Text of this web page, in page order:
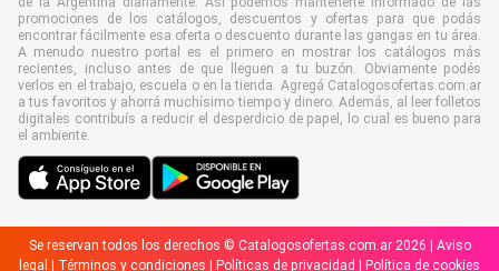
promociones de los catálogos, descuentos y ofertas para que podás
encontrar fácilmente esa oferta o descuento durante las gangas en tu área.
A menudo nuestro portal es el primero en mostrar los catálogos más
recientes, incluso antes de que lleguen a tu buzón. Obviamente podés
verlos en el trabajo, escuela o en la tienda. Agregá Catalogosofertas.com.ar
a tus favoritos y ahorrá muchísimo tiempo y dinero. Además, al leer folletos
digitales contribuís a reducir el desperdicio de papel, lo cual es bueno para
el ambiente.
Se reservan todos los derechos © Catalogosofertas.com.ar 2026 | Aviso
legal | Términos y condiciones | Políticas de privacidad | Política de cookies